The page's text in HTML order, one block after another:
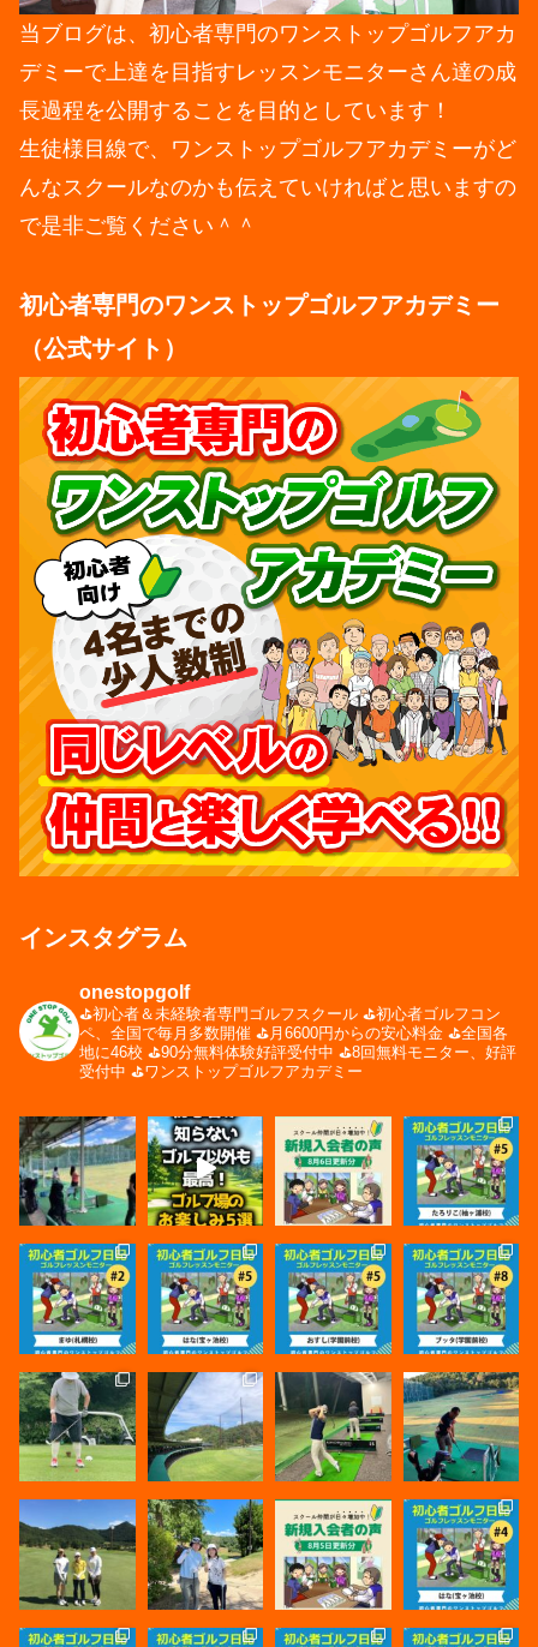
当ブログは、初心者専門のワンストップゴルフアカ
デミーで上達を目指すレッスンモニターさん達の成
長過程を公開することを目的としています！
生徒様目線で、ワンストップゴルフアカデミーがど
んなスクールなのかも伝えていければと思いますの
で是非ご覧ください＾＾
初心者専門のワンストップゴルフアカデミー
（公式サイト）
インスタグラム
onestopgolf
⛳️初心者＆未経験者専門ゴルフスクール ⛳️初心者ゴルフコン
ペ、全国で毎月多数開催 ⛳️月6600円からの安心料金 ⛳️全国各
地に46校 ⛳️90分無料体験好評受付中 ⛳️8回無料モニター、好評
受付中 ⛳️ワンストップゴルフアカデミー